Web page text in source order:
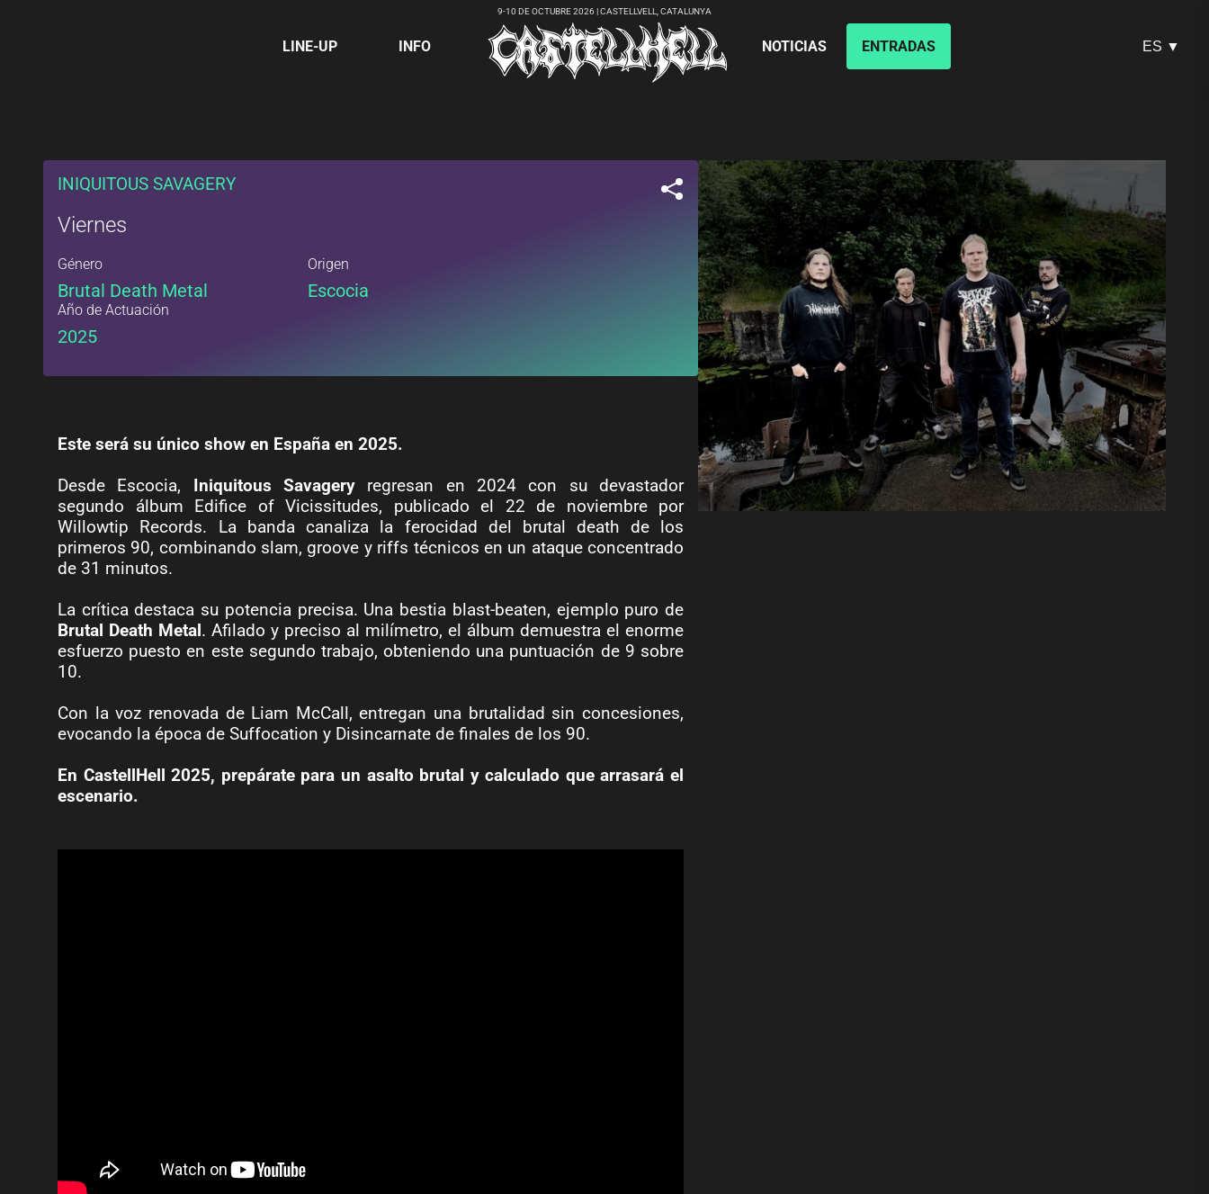
LINE-UP INFO
9-10 DE OCTUBRE 2026 | CASTELLVELL, CATALUNYA
NOTICIAS ENTRADAS ES ▼
INIQUITOUS SAVAGERY
Viernes
Género
Brutal Death Metal
Origen
Escocia
Año de Actuación
2025
Este será su único show en España en 2025.
Desde Escocia, Iniquitous Savagery regresan en 2024 con su devastador
segundo álbum Edifice of Vicissitudes, publicado el 22 de noviembre por
Willowtip Records. La banda canaliza la ferocidad del brutal death de los
primeros 90, combinando slam, groove y riffs técnicos en un ataque concentrado
de 31 minutos.
La crítica destaca su potencia precisa. Una bestia blast-beaten, ejemplo puro de
Brutal Death Metal. Afilado y preciso al milímetro, el álbum demuestra el enorme
esfuerzo puesto en este segundo trabajo, obteniendo una puntuación de 9 sobre
10.
Con la voz renovada de Liam McCall, entregan una brutalidad sin concesiones,
evocando la época de Suffocation y Disincarnate de finales de los 90.
En CastellHell 2025, prepárate para un asalto brutal y calculado que arrasará el
escenario.